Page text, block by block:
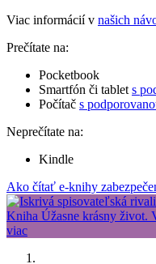
Viac informácií v našich
Prečítate na:
Pocketbook
Smartfón či tablet s
Počítač s
Neprečítate na:
Kindle
Ako čítať e-knihy